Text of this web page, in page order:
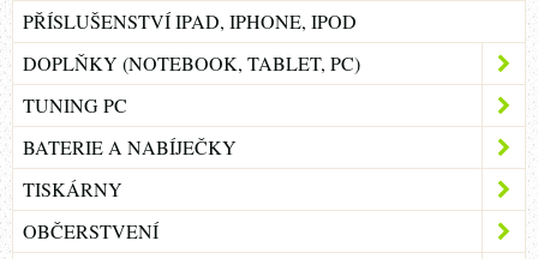
PŘÍSLUŠENSTVÍ IPAD, IPHONE, IPOD
DOPLŇKY (NOTEBOOK, TABLET, PC)
TUNING PC
BATERIE A NABÍJEČKY
TISKÁRNY
OBČERSTVENÍ